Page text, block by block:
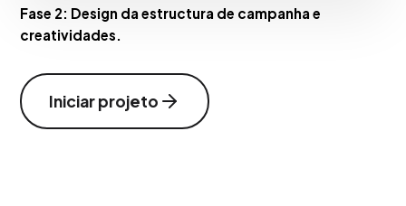
Fase 2: Design da estructura de campanha e
creatividades.
Iniciar projeto